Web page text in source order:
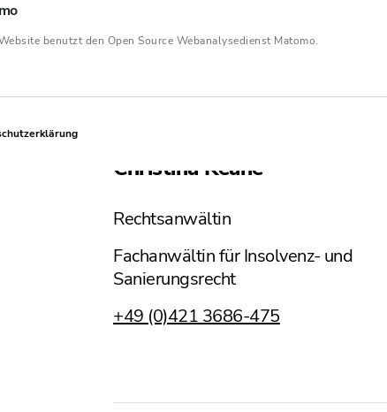
Christina Keane
Rechtsanwältin
Fachanwältin für Insolvenz- und
Sanierungsrecht
+49 (0)421 3686-475
benutzt den Open Source Webanalysedienst Matomo.